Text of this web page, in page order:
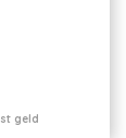
geld